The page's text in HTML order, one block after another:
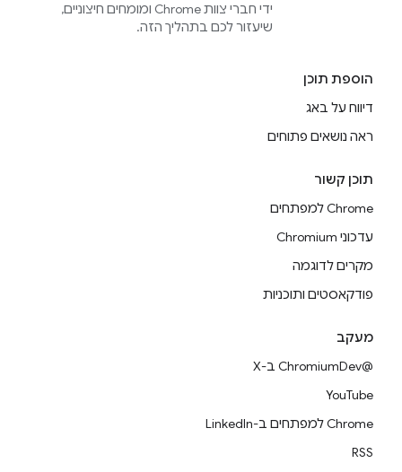
ידי חברי צוות Chrome ומומחים חיצוניים,
שיעזור לכם בתהליך הזה.
הוספת תוכן
דיווח על באג
ראה נושאים פתוחים
תוכן קשור
Chrome למפתחים
עדכוני Chromium
מקרים לדוגמה
פודקאסטים ותוכניות
מעקב
@ChromiumDev ב-X
YouTube
Chrome למפתחים ב-LinkedIn
RSS